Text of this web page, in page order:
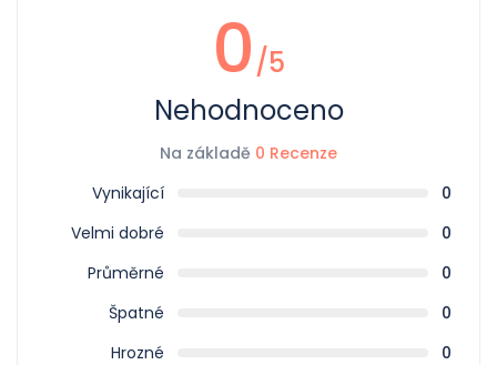
0/5
Nehodnoceno
Na základě 0 Recenze
Vynikající
0
Velmi dobré
0
Průměrné
0
Špatné
0
Hrozné
0